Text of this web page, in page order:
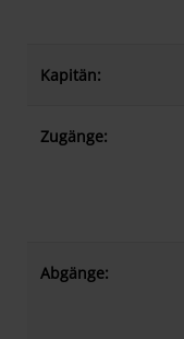
Kapitän:
Zugänge:
Abgänge: